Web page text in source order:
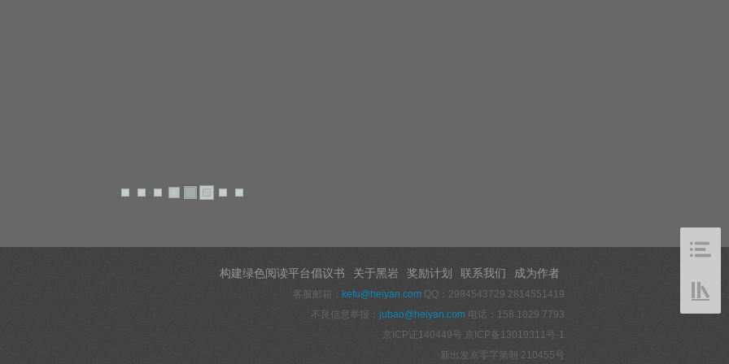
构建绿色阅读平台倡议书 关于黑岩 奖励计划 联系我们 成为作者
客服邮箱： kefu@heiyan.com QQ：2984543729 2814551419
不良信息举报： jubao@heiyan.com 电话：158 1029 7793
京ICP证140449号 京ICP备13019311号-1
新出发京零字第朝 210455号